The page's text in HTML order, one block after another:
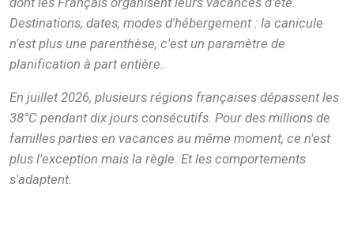
Destinations, dates, modes d'hébergement : la canicule
n'est plus une parenthèse, c'est un paramètre de
planification à part entière.
En juillet 2026, plusieurs régions françaises dépassent les
38°C pendant dix jours consécutifs. Pour des millions de
familles parties en vacances au même moment, ce n'est
plus l'exception mais la règle. Et les comportements
s'adaptent.